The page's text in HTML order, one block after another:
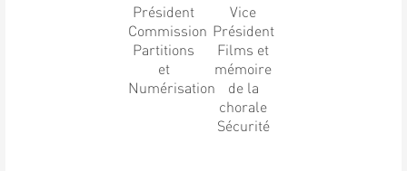
Président
Commission
Partitions
et
Numérisation
Vice
Président
Films et
mémoire
de la
chorale
Sécurité